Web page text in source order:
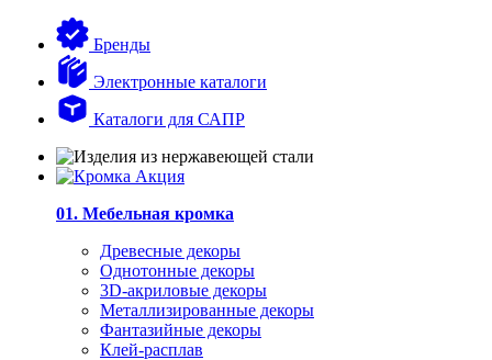
Бренды
Электронные каталоги
Каталоги для САПР
01. Мебельная кромка
Древесные декоры
Однотонные декоры
3D-акриловые декоры
Металлизированные декоры
Фантазийные декоры
Клей-расплав